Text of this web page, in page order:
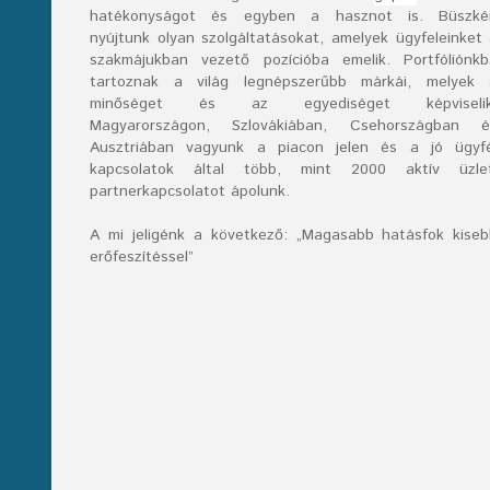
hatékonyságot és egyben a hasznot is.
nyújtunk olyan szolgáltatásokat, amelyek ügyfeleinket
szakmájukban vezető pozícióba emelik.
tartoznak a világ legnépszerűbb márkái, melyek
minőséget és az egyediséget
Magyarországon, Szlovákiában, Csehországban
Ausztriában vagyunk a piacon jelen és a jó
kapcsolatok által több, mint 2000 aktív
partnerkapcsolatot ápolunk.
A mi jeligénk a következő: „Magasabb hatásfok
erőfeszítéssel”